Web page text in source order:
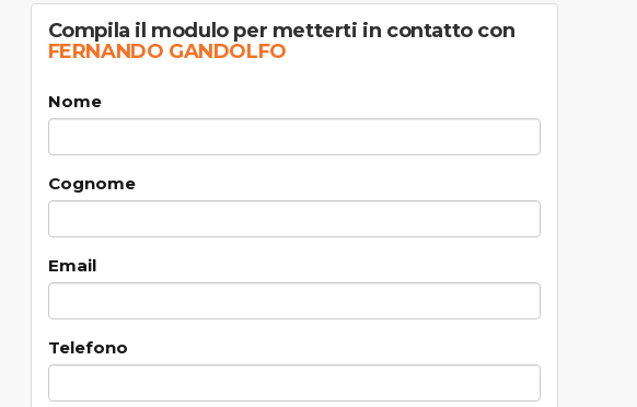
Compila il modulo per metterti in contatto con
FERNANDO GANDOLFO
Nome
Cognome
Email
Telefono